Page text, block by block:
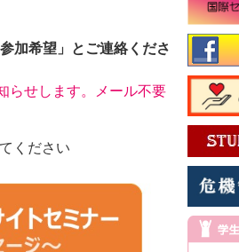
参加希望」とご連絡 くださ
らせします。メール不要
ください